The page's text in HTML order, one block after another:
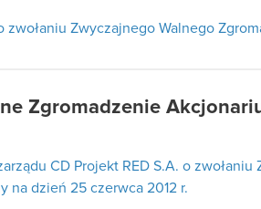
zwołaniu Zwyczajnego Walnego
Zgromadzenie
CD Projekt RED S.A. o
na dzień 25 czerwca 2012 r.